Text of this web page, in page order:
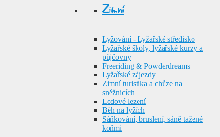
Zimní
Lyžování - Lyžařské středisko
Lyžařské školy, lyžařské kurzy a
půjčovny
Freeriding & Powderdreams
Lyžařské zájezdy
Zimní turistika a chůze na
sněžnicích
Ledové lezení
Běh na lyžích
Sáňkování, bruslení, sáně tažené
koňmi